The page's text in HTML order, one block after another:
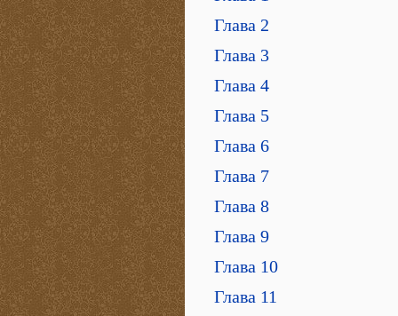
Глава 2
Глава 3
Глава 4
Глава 5
Глава 6
Глава 7
Глава 8
Глава 9
Глава 10
Глава 11